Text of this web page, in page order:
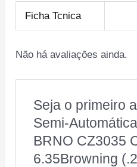
Ficha Tcnica
Não há avaliações ainda.
Seja o primeiro
Semi-
BRNO CZ3035
6.35Browning